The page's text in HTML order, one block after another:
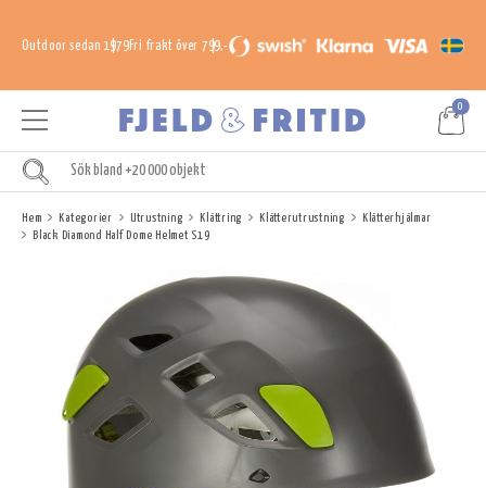
Outdoor sedan 1979Fri frakt över 799,-
0
Hem Kategorier Utrustning Klättring Klätterutrustning
Klätterhjälmar
Black Diamond Half Dome Helmet S19